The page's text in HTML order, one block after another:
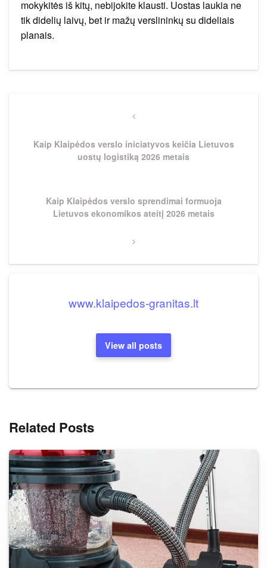
mokykitės iš kitų, nebijokite klausti. Uostas laukia ne
tik didelių laivų, bet ir mažų verslininkų su dideliais
planais.
Previous
Kaip Klaipėdos verslo iniciatyvos keičia Lietuvos
uostų logistiką 2026 metais
Kaip Klaipėdos verslo sprendimai formuoja
Lietuvos ekonomikos ateitį 2026 metais
www.klaipedos-granitas.lt
View all posts
Related Posts